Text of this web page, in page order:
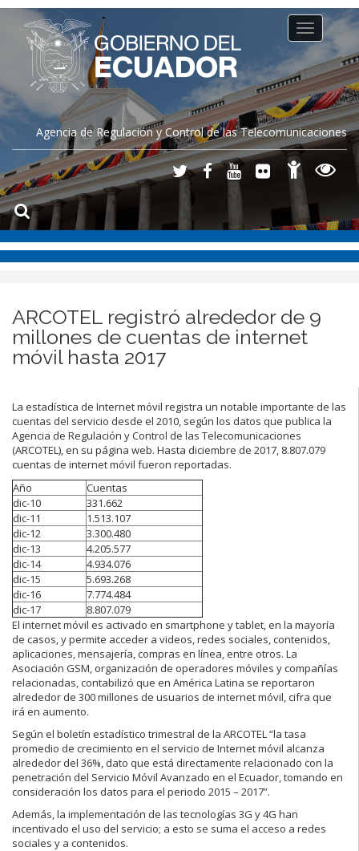
Agencia de Regulación y Control de las Telecomunicaciones
Toggle
navigation
ARCOTEL registró alrededor de 9
millones de cuentas de internet
móvil hasta 2017
La estadística de Internet móvil registra un notable importante de las
cuentas del servicio desde el 2010, según los datos que publica la
Agencia de Regulación y Control de las Telecomunicaciones
(ARCOTEL), en su página web. Hasta diciembre de 2017, 8.807.079
cuentas de internet móvil fueron reportadas.
Año
Cuentas
dic-10
331.662
dic-11
1.513.107
dic-12
3.300.480
dic-13
4.205.577
dic-14
4.934.076
dic-15
5.693.268
dic-16
7.774.484
dic-17
8.807.079
El internet móvil es activado en smartphone y tablet, en la mayoría
de casos, y permite acceder a videos, redes sociales, contenidos,
aplicaciones, mensajería, compras en línea, entre otros. La
Asociación GSM, organización de operadores móviles y compañías
relacionadas, contabilizó que en América Latina se reportaron
alrededor de 300 millones de usuarios de internet móvil, cifra que
irá en aumento.
Según el boletín estadístico trimestral de la ARCOTEL “la tasa
promedio de crecimiento en el servicio de Internet móvil alcanza
alrededor del 36%, dato que está directamente relacionado con la
penetración del Servicio Móvil Avanzado en el Ecuador, tomando en
consideración los datos para el periodo 2015 – 2017”.
Además, la implementación de las tecnologías 3G y 4G han
incentivado el uso del servicio; a esto se suma el acceso a redes
sociales y a contenidos.